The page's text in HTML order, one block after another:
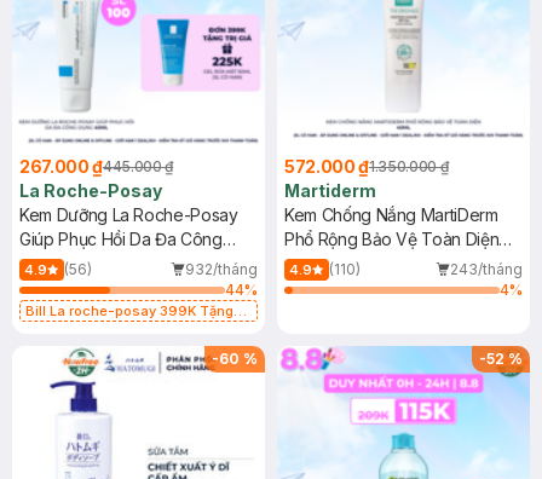
267.000 ₫445.000 ₫
La Roche-Posay
Kem Dưỡng La Roche-Posay
Giúp Phục Hồi Da Đa Công
Dụng 40ml
4.9 (56)
932/tháng
44%
Bill La roche-posay 399K Tặng
(SL có hạn)
572.000 ₫1.350.000 ₫
Martiderm
Kem Chống Nắng MartiDerm
Phổ Rộng Bảo Vệ Toàn Diện
40ml
4.9 (110)
243/tháng
4%
-60 % -52%